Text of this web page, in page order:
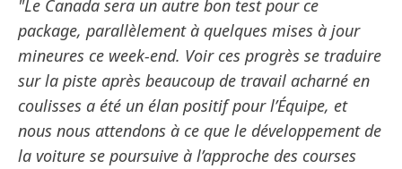
"Le Canada sera un autre bon test pour ce
package, parallèlement à quelques mises à jour
mineures ce week-end. Voir ces progrès se traduire
sur la piste après beaucoup de travail acharné en
coulisses a été un élan positif pour l’Équipe, et
nous nous attendons à ce que le développement de
la voiture se poursuive à l’approche des courses